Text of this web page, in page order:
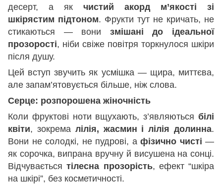
десерт, а як чистий акорд м’якості зі
шкірястим підтоном. Фрукти тут не кричать, не
стикаються — вони змішані до ідеальної
прозорості, ніби свіже повітря торкнулося шкіри
після душу.
Цей вступ звучить як усмішка — щира, миттєва,
але запам’ятовується більше, ніж слова.
Серце: розпорошена жіночність
Коли фруктові ноти вщухають, з’являються білі
квіти, зокрема лілія, жасмин і лілія долинна.
Вони не солодкі, не пудрові, а фізично чисті —
як сорочка, випрана вручну й висушена на сонці.
Відчуваєтьсятілесна прозорість, ефект “шкіра
на шкірі”, без косметичності.